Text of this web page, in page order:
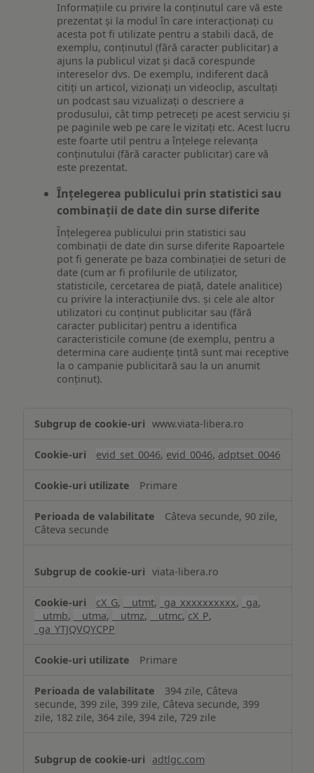
Informațiile cu privire la conținutul care vă este
prezentat și la modul în care interacționați cu
acesta pot fi utilizate pentru a stabili dacă, de
exemplu, conținutul (fără caracter publicitar) a
ajuns la publicul vizat și dacă corespunde
intereselor dvs. De exemplu, indiferent dacă
citiți un articol, vizionați un videoclip, ascultați
un podcast sau vizualizați o descriere a
produsului, cât timp petreceți pe acest serviciu și
pe paginile web pe care le vizitați etc. Acest lucru
este foarte util pentru a înțelege relevanța
conținutului (fără caracter publicitar) care vă
este prezentat.
Înțelegerea publicului prin statistici sau
combinații de date din surse diferite
Înțelegerea publicului prin statistici sau
combinații de date din surse diferite Rapoartele
pot fi generate pe baza combinației de seturi de
date (cum ar fi profilurile de utilizator,
statisticile, cercetarea de piață, datele analitice)
cu privire la interacțiunile dvs. și cele ale altor
utilizatori cu conținut publicitar sau (fără
caracter publicitar) pentru a identifica
caracteristicile comune (de exemplu, pentru a
determina care audiențe țintă sunt mai receptive
la o campanie publicitară sau la un anumit
conținut).
www.viata-libera.ro
evid_set_0046, evid_0046, adptset_0046
Primare
Câteva secunde, 90 zile,
Câteva secunde
viata-libera.ro
cX_G, __utmt, _ga_xxxxxxxxxx, _ga,
__utmb, __utma, __utmz, __utmc, cX_P,
_ga_YTJQVQYCPP
Primare
394 zile, Câteva
secunde, 399 zile, 399 zile, Câteva secunde, 399
zile, 182 zile, 364 zile, 394 zile, 729 zile
adtlgc.com